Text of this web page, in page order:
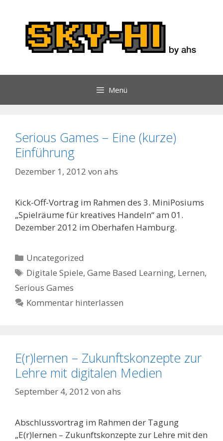
springen
Menü
Serious Games – Eine (kurze)
Einführung
Dezember 1, 2012 von ahs
Kick-Off-Vortrag im Rahmen des 3. MiniPosiums
„Spielräume für kreatives Handeln“ am 01.
Dezember 2012 im Oberhafen Hamburg.
Kategorien
Uncategorized
Schlagwörter
Digitale Spiele,Game Based Learning, Lernen,
Serious Games
Kommentar hinterlassen
E(r)lernen – Zukunftskonzepte zur
Lehre mit digitalen Medien
September 4, 2012 von ahs
Abschlussvortrag im Rahmen der Tagung
„E(r)lernen – Zukunftskonzepte zur Lehre mit den